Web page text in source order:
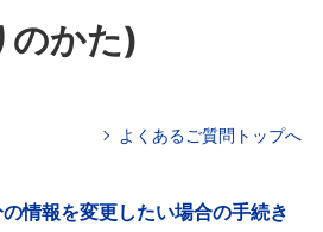
のかた)
よくあるご質問トップへ
情報を変更したい場合の手続き